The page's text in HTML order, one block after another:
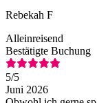
Rebekah F
Alleinreisend
Bestätigte Buchung
5/5
Juni 2026